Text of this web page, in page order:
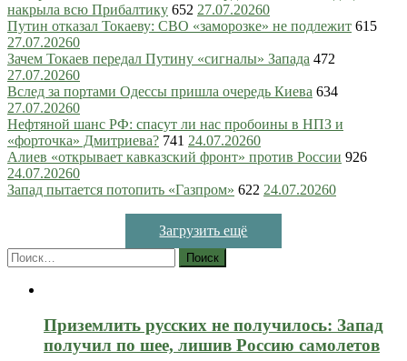
накрыла всю Прибалтику 652 27.07.20260
Путин отказал Токаеву: СВО «заморозке» не подлежит 615
27.07.20260
Зачем Токаев передал Путину «сигналы» Запада 472
27.07.20260
Вслед за портами Одессы пришла очередь Киева 634
27.07.20260
Нефтяной шанс РФ: спасут ли нас пробоины в НПЗ и
«форточка» Дмитриева? 741 24.07.20260
Алиев «открывает кавказский фронт» против России 926
24.07.20260
Запад пытается потопить «Газпром» 622 24.07.20260
Загрузить ещё
Найти:
Приземлить русских не получилось: Запад
получил по шее, лишив Россию самолетов